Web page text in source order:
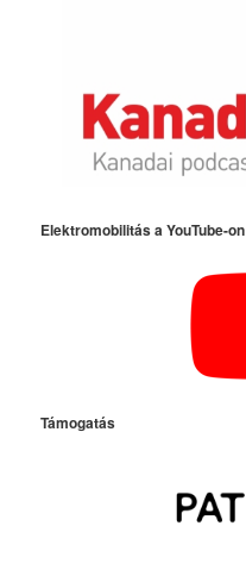
Elektromobilitás a YouTube-on
Támogatás